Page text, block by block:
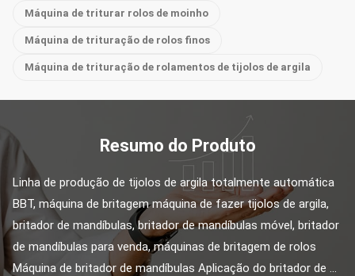
Máquina de triturar rolos de moinho
Máquina de trituração de rolos finos
Máquina de trituração de rolamentos de tijolos de argila
Resumo do Produto
Linha de produção de tijolos de argila totalmente automática
BBT, máquina de britagem máquina de fazer tijolos de argila,
britador de mandíbulas, britador de mandíbulas móvel, britador
de mandíbulas para venda, máquinas de britagem de rolos
Máquina de britador de mandíbulas Aplicação do britador de ...